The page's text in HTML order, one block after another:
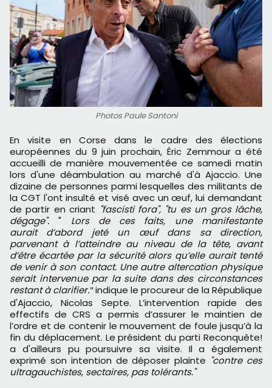
Photos Paule Santoni
En visite en Corse dans le cadre des élections
européennes du 9 juin prochain, Éric Zemmour a été
accueilli de manière mouvementée ce samedi matin
lors d'une déambulation au marché d'à Ajaccio. Une
dizaine de personnes parmi lesquelles des militants de
la CGT l'ont insulté et visé avec un œuf, lui demandant
de partir en criant "fascisti fora", "tu es un gros lâche,
dégage". " Lors de ces faits, une manifestante
aurait d’abord jeté un œuf dans sa direction,
parvenant à l’atteindre au niveau de la tête, avant
d’être écartée par la sécurité alors qu’elle aurait tenté
de venir à son contact. Une autre altercation physique
serait intervenue par la suite dans des circonstances
restant à clarifier." indique le procureur de la République
d'Ajaccio, Nicolas Septe. L’intervention rapide des
effectifs de CRS a permis d’assurer le maintien de
l’ordre et de contenir le mouvement de foule jusqu’à la
fin du déplacement. Le président du parti Reconquête!
a d'ailleurs pu poursuivre sa visite. Il a également
exprimé son intention de déposer plainte "contre ces
ultragauchistes, sectaires, pas tolérants."